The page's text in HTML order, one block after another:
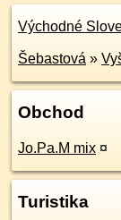
Východné
Šebastová »
Obchod
Jo.Pa.M mix ¤
Turistika